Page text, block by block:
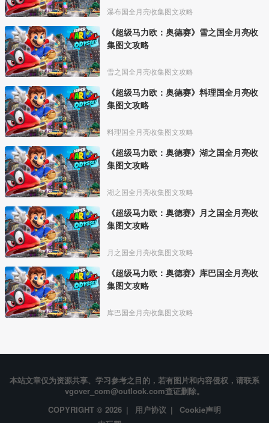
瀑布国全月亮收集图文攻略
《超级马力欧：奥德赛》雪之国全月亮收
集图文攻略
雪之国全月亮收集图文攻略
《超级马力欧：奥德赛》料理国全月亮收
集图文攻略
料理国全月亮收集图文攻略
《超级马力欧：奥德赛》湖之国全月亮收
集图文攻略
湖之国全月亮收集图文攻略
《超级马力欧：奥德赛》月之国全月亮收
集图文攻略
月之国全月亮收集图文攻略
《超级马力欧：奥德赛》库巴国全月亮收
集图文攻略
库巴国全月亮收集图文攻略
本站文章仅为资源共享、学习参考之目的，若有图片和内容侵权，请联系
vgover_com@outlook.com查证删除。
COPYRIGHT © 2026 | 用户协议 | Cookie声明